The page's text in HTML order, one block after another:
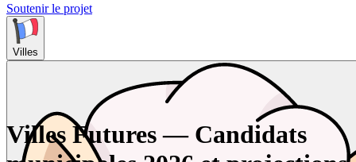
Soutenir le projet
Villes
Villes Futures — Candidats